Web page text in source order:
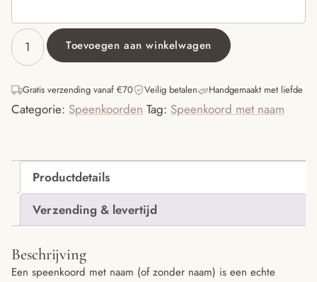
Speenkoord
met
’Maen’
-
Toevoegen aan winkelwagen
Gratis verzending vanaf €70 Veilig betalen Handgemaakt met liefde
Categorie: Speenkoorden Tag: Speenkoord met naam
Productdetails
Verzending & levertijd
Beschrijving
Een speenkoord met naam (of zonder naam) is een echte